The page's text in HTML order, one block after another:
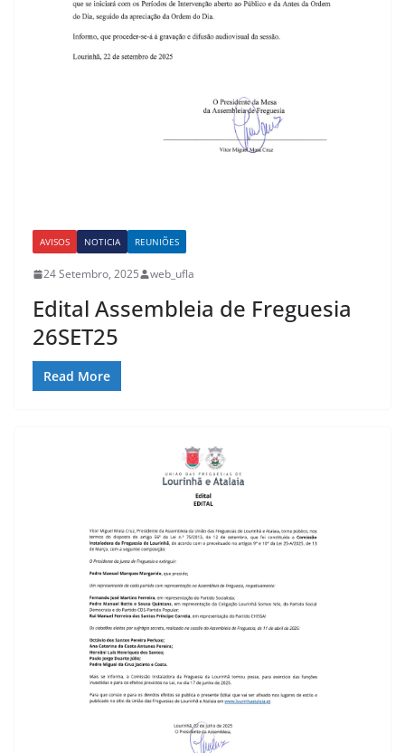
AVISOS NOTICIA REUNIÕES
24 Setembro, 2025 web_ufla
Edital Assembleia de Freguesia
26SET25
Read More